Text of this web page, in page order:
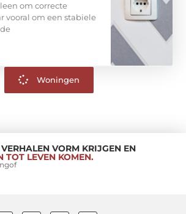
om correcte
vooral om een stabiele
Woningen
VORM KRIJGEN EN
TOT LEVEN KOMEN.